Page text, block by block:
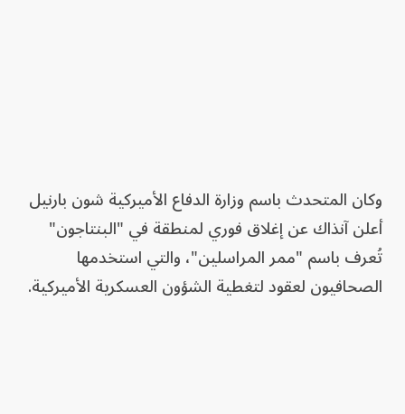
وكان المتحدث باسم وزارة الدفاع الأميركية شون بارنيل
أعلن آنذاك عن إغلاق فوري لمنطقة في "البنتاجون"
تُعرف باسم "ممر المراسلين"، والتي استخدمها
الصحافيون لعقود لتغطية الشؤون العسكرية الأميركية.